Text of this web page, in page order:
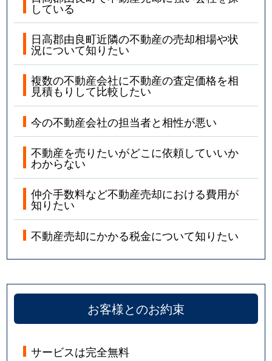
している
日高郡由良町近隣の不動産の売却相場や状
況について知りたい
複数の不動産会社に不動産の査定価格を相
見積もりして比較したい
今の不動産会社の担当者と相性が悪い
不動産を売りたいがどこに依頼していいか
わからない
仲介手数料など不動産売却における費用が
知りたい
不動産売却にかかる税金について知りたい
お客様とのお約束
サービスは完全無料